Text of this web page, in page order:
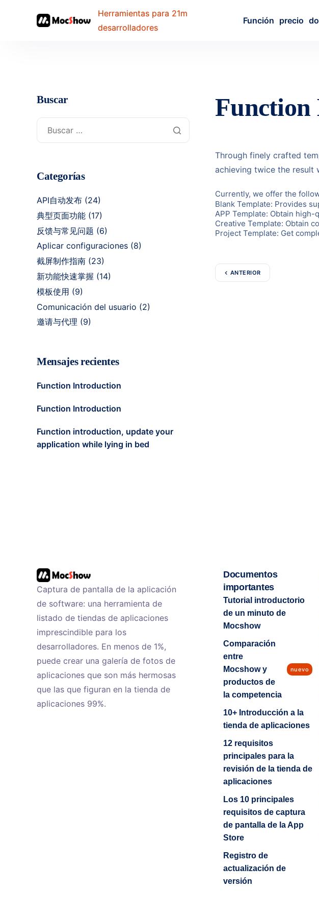
Herramientas para 21m
desarrolladores
Función precio
Through finely crafted
achieving twice the result
Currently, we offer the
Blank Template: Provides
APP Template: Obtain
Creative Template: Obtain
Project Template: Get
ANTERIOR
Buscar
Categorías
API自动发布 (24)
典型页面功能 (17)
反馈与常见问题 (6)
Aplicar configuraciones (8)
截屏制作指南 (23)
新功能快速掌握 (14)
模板使用 (9)
Comunicación del usuario (2)
邀请与代理 (9)
Mensajes recientes
Function Introduction
Function Introduction
Function introduction, update your
application while lying in bed
Captura de pantalla de la aplicación
de software: una herramienta de
listado de tiendas de aplicaciones
imprescindible para los
desarrolladores. En menos de 1%,
puede crear una galería de fotos de
aplicaciones que son más hermosas
que las que figuran en la tienda de
aplicaciones 99%.
Documentos
importantes
Tutorial introductorio
de un minuto de
Mocshow
Comparación
entre
Mocshow y
productos de
la competencia
nuevo
10+ Introducción a la
tienda de aplicaciones
12 requisitos
principales para la
revisión de la tienda de
aplicaciones
Los 10 principales
requisitos de captura
de pantalla de la App
Store
Registro de
actualización de
versión